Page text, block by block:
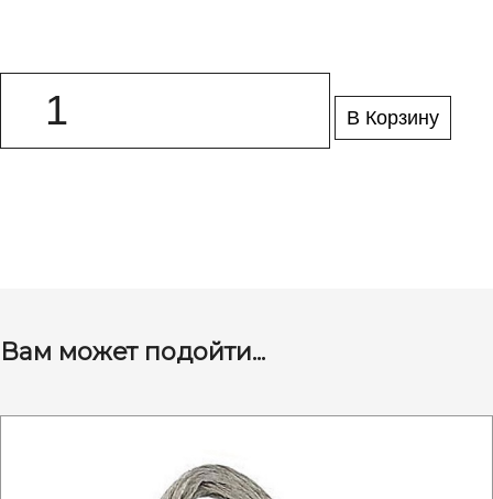
В Корзину
Вам может подойти...